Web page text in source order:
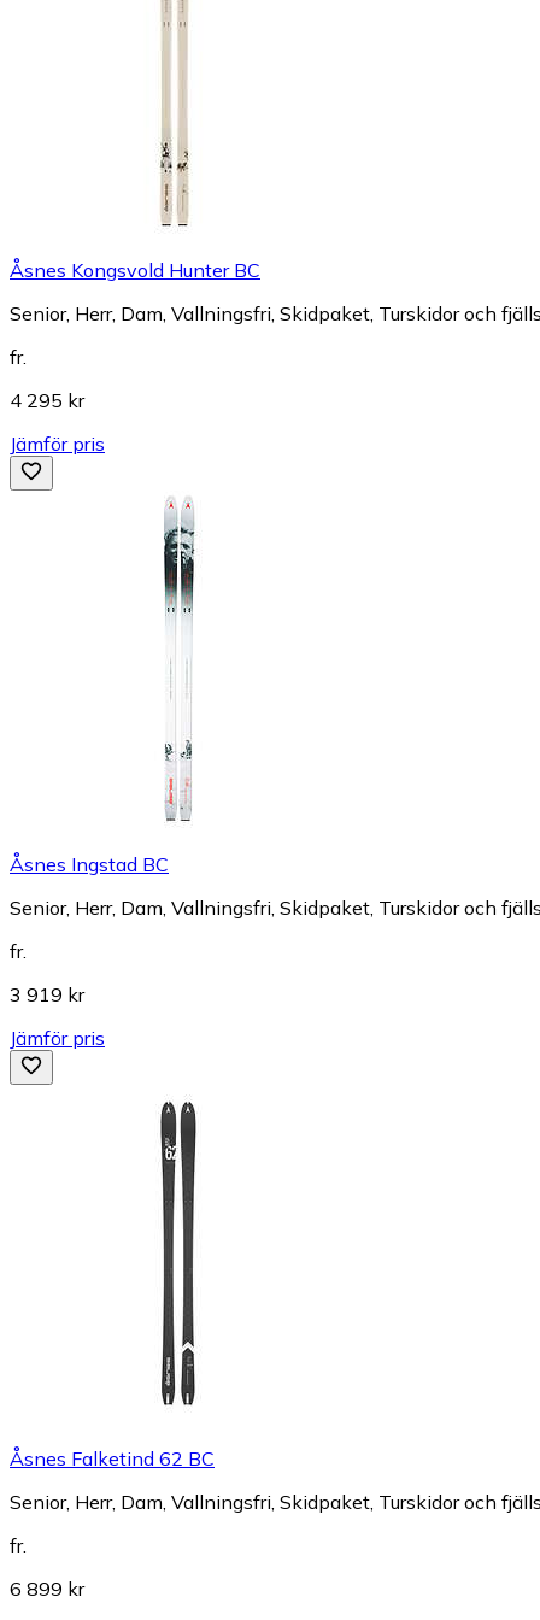
Åsnes Kongsvold Hunter BC
Senior, Herr, Dam, Vallningsfri, Skidpaket, Turskidor och
fr.
4 295 kr
Jämför pris
Åsnes Ingstad BC
Senior, Herr, Dam, Vallningsfri, Skidpaket, Turskidor och
fr.
3 919 kr
Jämför pris
Åsnes Falketind 62 BC
Senior, Herr, Dam, Vallningsfri, Skidpaket, Turskidor och
fr.
6 899 kr